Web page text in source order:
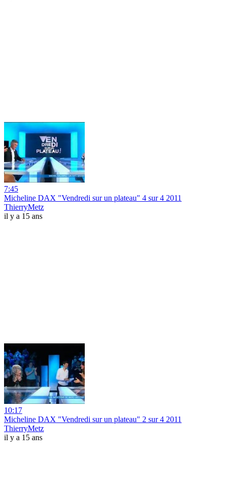
7:45
Micheline DAX "Vendredi sur un plateau" 4 sur 4 2011
ThierryMetz
il y a 15 ans
10:17
Micheline DAX "Vendredi sur un plateau" 2 sur 4 2011
ThierryMetz
il y a 15 ans